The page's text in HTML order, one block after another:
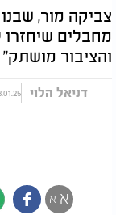
צביקה מור,
מחבלים שיחזרו
והציבור מושתק"
דניאל הלוי 28.01.25 כ"ח טבת
א א